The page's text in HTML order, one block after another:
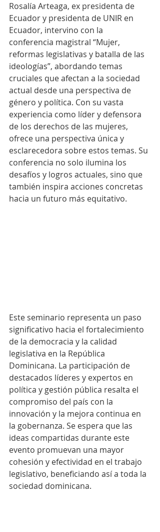
Rosalía Arteaga, ex presidenta de
Ecuador y presidenta de UNIR en
Ecuador, intervino con la
conferencia magistral “Mujer,
reformas legislativas y batalla de las
ideologías”, abordando temas
cruciales que afectan a la sociedad
actual desde una perspectiva de
género y política. Con su vasta
experiencia como líder y defensora
de los derechos de las mujeres,
ofrece una perspectiva única y
esclarecedora sobre estos temas. Su
conferencia no solo ilumina los
desafíos y logros actuales, sino que
también inspira acciones concretas
hacia un futuro más equitativo.
Este seminario representa un paso
significativo hacia el fortalecimiento
de la democracia y la calidad
legislativa en la República
Dominicana. La participación de
destacados líderes y expertos en
política y gestión pública resalta el
compromiso del país con la
innovación y la mejora continua en
la gobernanza. Se espera que las
ideas compartidas durante este
evento promuevan una mayor
cohesión y efectividad en el trabajo
legislativo, beneficiando así a toda la
sociedad dominicana.